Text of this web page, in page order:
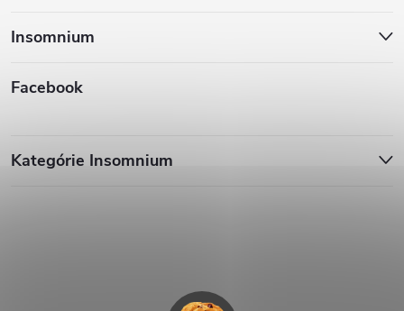
Insomnium
Facebook
Kategórie Insomnium